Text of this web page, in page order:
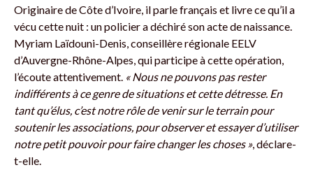
Originaire de Côte d’Ivoire, il parle français et livre ce qu’il a
vécu cette nuit : un policier a déchiré son acte de naissance.
Myriam Laïdouni-Denis, conseillère régionale EELV
d’Auvergne-Rhône-Alpes, qui participe à cette opération,
l’écoute attentivement. « Nous ne pouvons pas rester
indifférents à ce genre de situations et cette détresse. En
tant qu’élus, c’est notre rôle de venir sur le terrain pour
soutenir les associations, pour observer et essayer d’utiliser
notre petit pouvoir pour faire changer les choses », déclare-
t-elle.